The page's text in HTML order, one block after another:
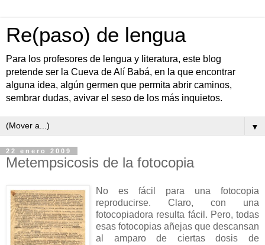
Re(paso) de lengua
Para los profesores de lengua y literatura, este blog
pretende ser la Cueva de Alí Babá, en la que encontrar
alguna idea, algún germen que permita abrir caminos,
sembrar dudas, avivar el seso de los más inquietos.
▼
22 enero 2009
Metempsicosis de la fotocopia
No es fácil para una fotocopia
reproducirse. Claro, con una
fotocopiadora resulta fácil. Pero, todas
esas fotocopias añejas que descansan
al amparo de ciertas dosis de